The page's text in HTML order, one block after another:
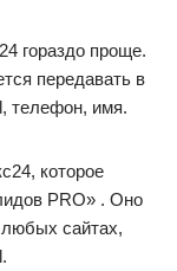
гораздо проще.
передавать в
телефон, имя.
которое
PRO» . Оно
сайтах,